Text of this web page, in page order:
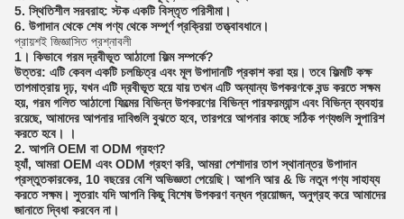
5. স্থিতিশীল সরবরাহ: স্টক একটি বিস্তৃত পরিসীমা।
6. উপাদান থেকে শেষ পণ্য থেকে সম্পূর্ণ প্রক্রিয়া তত্ত্বাবধানে।
প্রায়শই জিজ্ঞাসিত প্রশ্নাবলী
1। কিভাবে গরম দ্রবীভূত আঠালো ফিল্ম সম্পর্কে?
উত্তর: এটি কেবল একটি চলচ্চিত্র এবং মূল উপাদানটি প্রকাশ করা হয়। তবে ফিল্মটি কক্ষ
তাপমাত্রায় দৃঢ়, যখন এটি দ্রবীভূত হয়ে যায় তখন এটি অন্যান্য উপকরণকে বন্ড করতে সক্ষম
হয়, গরম গলিত আঠালো ফিল্মের বিভিন্ন উপকরণের বিভিন্ন পারফরম্যান্স এবং বিভিন্ন ব্যবহার
রয়েছে, আমাদের আপনার দাবিগুলি বুঝতে হবে, তারপরে আপনার কাছে সঠিক পণ্যগুলি সুপারিশ
করতে হবে। ।
2. আপনি OEM বা ODM গ্রহণ?
হ্যাঁ, আমরা OEM এবং ODM গ্রহণ করি, আমরা পেশাদার তাপ স্থানান্তর উপাদান
প্রস্তুতকারকের, 10 বছরের বেশি অভিজ্ঞতা পেয়েছি। আপনি আর & ডি নতুন পণ্য সাহায্য
করতে সক্ষম। সুতরাং যদি আপনি কিছু বিশেষ উপকরণ বন্ধন প্রয়োজন, অনুগ্রহ করে আমাদের
জানাতে দ্বিধা করবেন না।